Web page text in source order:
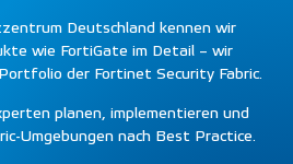
Deutschland kennen wir
wie FortiGate im Detail – wir
der Fortinet Security Fabric.
planen, implementieren und
Umgebungen nach Best Practice.